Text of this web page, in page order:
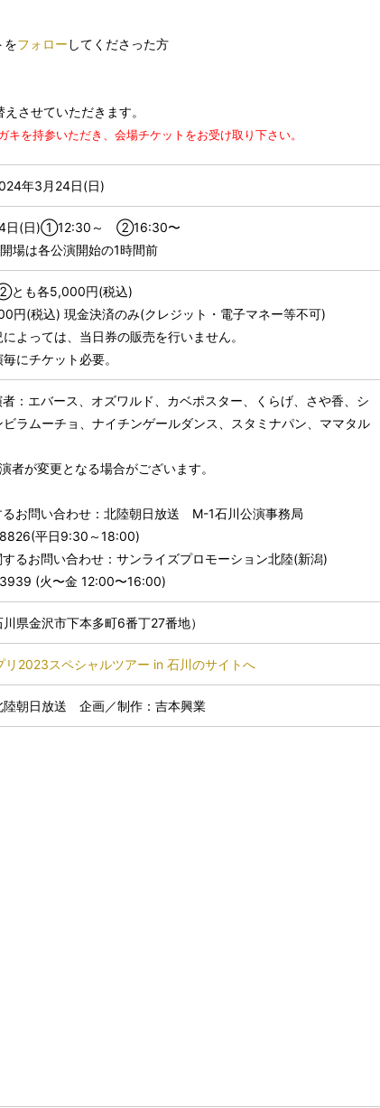
をフォロー してくださった方
させていただきます。
を持参いただき、会場チケットをお受け取り下さい。
年3月24日(日)
日(日)①12:30～ ②16:30〜
場は各公演開始の1時間前
も各5,000円(税込)
円(税込) 現金決済のみ(クレジット・電子マネー等不可)
よっては、当日券の販売を行いません。
にチケット必要。
：エバース、オズワルド、カベポスター、くらげ、さや⾹、シ
ラムーチョ、ナイチンゲールダンス、スタミナパン、ママタル
者が変更となる場合がございます。
お問い合わせ：北陸朝日放送 M-1石川公演事務局
平日9:30～18:00)
るお問い合わせ：サンライズプロモーション北陸(新潟)
(火〜金 12:00〜16:00)
県金沢市下本多町6番丁27番地）
2023スペシャルツアー in 石川のサイトへ
陸朝日放送 企画／制作：吉本興業